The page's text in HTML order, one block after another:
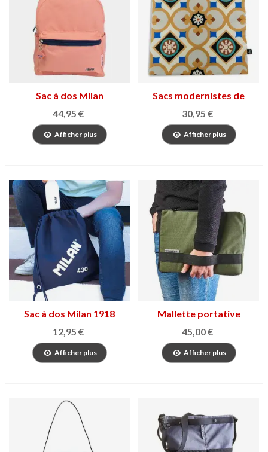
Sac à dos Milan
44,95 €
Afficher plus
Sacs modernistes de
Barcelone
30,95 €
Afficher plus
Sac à dos Milan 1918
12,95 €
Afficher plus
Mallette portative
URBANAUTA UØ
45,00 €
Afficher plus